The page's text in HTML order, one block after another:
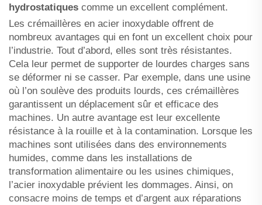
hydrostatiques comme un excellent complément.
Les crémaillères en acier inoxydable offrent de
nombreux avantages qui en font un excellent choix pour
l’industrie. Tout d’abord, elles sont très résistantes.
Cela leur permet de supporter de lourdes charges sans
se déformer ni se casser. Par exemple, dans une usine
où l’on soulève des produits lourds, ces crémaillères
garantissent un déplacement sûr et efficace des
machines. Un autre avantage est leur excellente
résistance à la rouille et à la contamination. Lorsque les
machines sont utilisées dans des environnements
humides, comme dans les installations de
transformation alimentaire ou les usines chimiques,
l’acier inoxydable prévient les dommages. Ainsi, on
consacre moins de temps et d’argent aux réparations